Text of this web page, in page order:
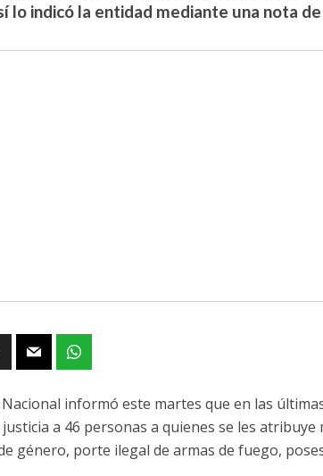
lo indicó la entidad mediante una nota
Nacional informó este martes que en las
a 46 personas a quienes se les
género, porte ilegal de armas de fuego,